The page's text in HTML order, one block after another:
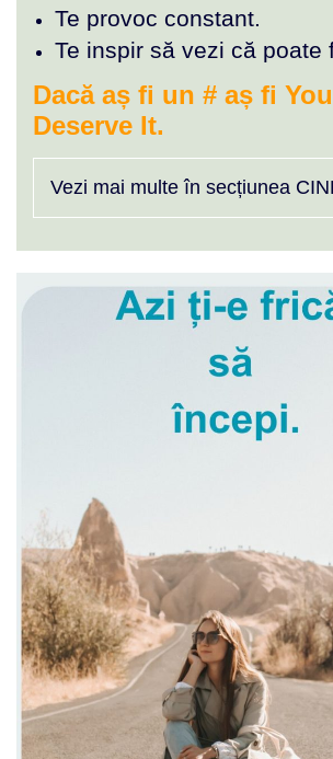
Te provoc constant.
Te inspir să vezi că poate
Dacă aș fi un # aș fi
Deserve It.
Vezi mai multe în secțiunea